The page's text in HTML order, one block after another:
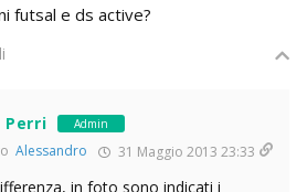
futsal e ds active?
Admin
Alessandro 31 Maggio 2013 23:33
in foto sono indicati i